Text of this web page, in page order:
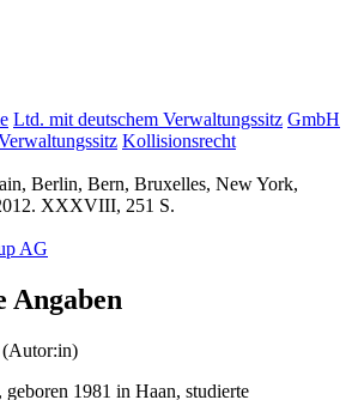
02051-9
Ltd. mit deutschem Verwaltungssitz
Berlin, Bern, Bruxelles, New York,
XXXVIII, 251 S.
Angaben